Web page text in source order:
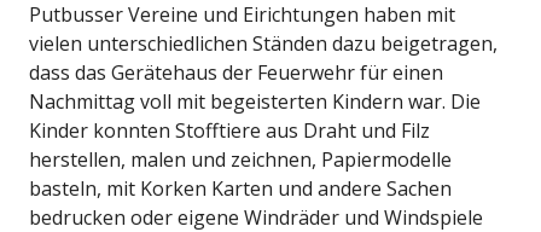
Putbusser Vereine und Eirichtungen haben mit
vielen unterschiedlichen Ständen dazu beigetragen,
dass das Gerätehaus der Feuerwehr für einen
Nachmittag voll mit begeisterten Kindern war. Die
Kinder konnten Stofftiere aus Draht und Filz
herstellen, malen und zeichnen, Papiermodelle
basteln, mit Korken Karten und andere Sachen
bedrucken oder eigene Windräder und Windspiele